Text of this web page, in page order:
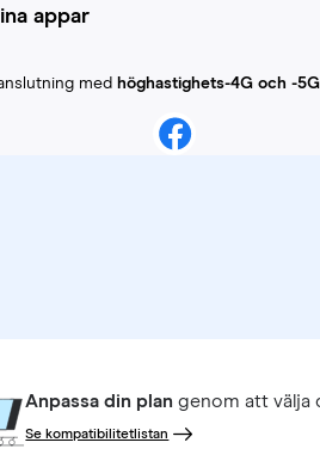
appar
med höghastighets-4G och -5G
Anpassa din plan genom att välja
Se kompatibilitetlistan